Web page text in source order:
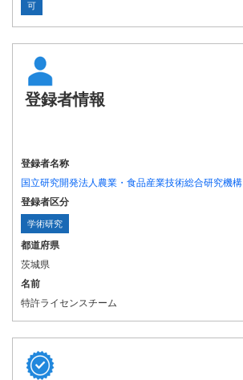
可
登録者情報
登録者名称
国立研究開発法人農業・食品産業技術総合研究機構
登録者区分
学術研究
都道府県
茨城県
名前
特許ライセンスチーム